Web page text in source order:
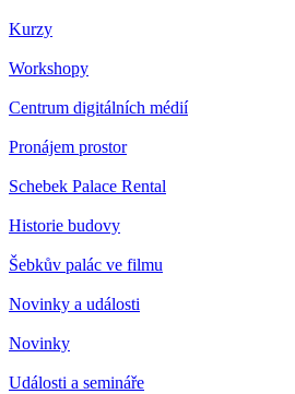
Kurzy
Workshopy
Centrum digitálních médií
Pronájem prostor
Schebek Palace Rental
Historie budovy
Šebkův palác ve filmu
Novinky a události
Novinky
Události a semináře